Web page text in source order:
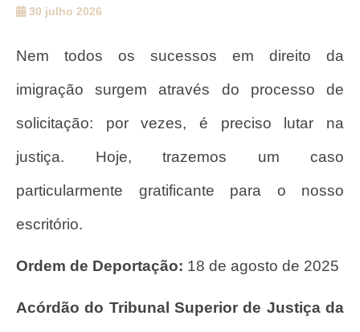
30 julho 2026
Nem todos os sucessos em direito da
imigração surgem através do processo de
solicitação: por vezes, é preciso lutar na
justiça. Hoje, trazemos um caso
particularmente gratificante para o nosso
escritório.
Ordem de Deportação: 18 de agosto de 2025
Acórdão do Tribunal Superior de Justiça da